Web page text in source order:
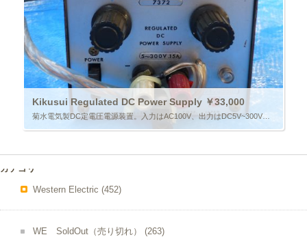
Kikusui Regulated DC Power Supply ￥33,000
菊水電気製DC定電圧電源装置。入力はAC100V、出力はDC5V~300Vまで可変、最大出力電流は150ｍA。各々調整可能。
カテゴリー
Western Electric (452)
WE SoldOut（売り切れ） (263)